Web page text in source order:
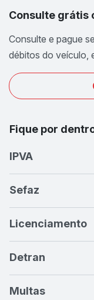
Consulte grátis
Consulte e pague
débitos do veículo,
Fique por
IPVA
Sefaz
Licenciamento
Detran
Multas